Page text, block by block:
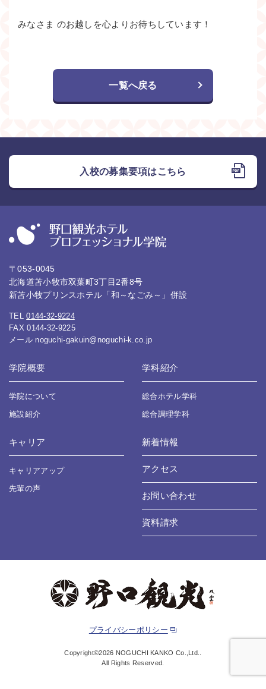
みなさま のお越しを心よりお待ちしています！
一覧へ戻る
入校の募集要項はこちら
〒053-0045
北海道苫小牧市双葉町3丁目2番8号
新苫小牧プリンスホテル「和～なごみ～」併設
TEL0144-32-9224
FAX 0144-32-9225
メール noguchi-gakuin@noguchi-k.co.jp
学院概要
学院について
施設紹介
学科紹介
総合ホテル学科
総合調理学科
キャリア
キャリアアップ
先輩の声
新着情報
アクセス
お問い合わせ
資料請求
プライバシーポリシー
Copyright©2026 NOGUCHI KANKO Co.,Ltd..
All Rights Reserved.